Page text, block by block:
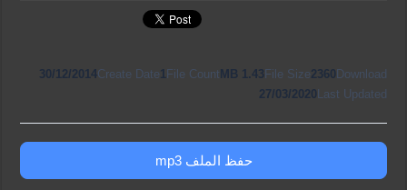
Download
2360
File Size
1.43 MB
File Count
1
Create Date
30/12/2014
Last Updated
27/03/2020
حفظ الملف mp3